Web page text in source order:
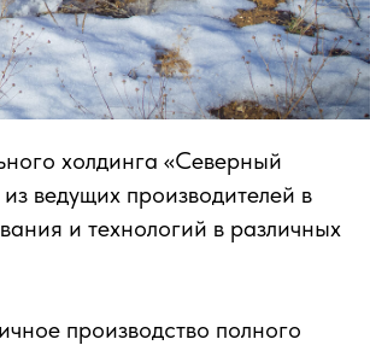
холдинга «Северный
ведущих производителей в
и технологий в различных
производство полного